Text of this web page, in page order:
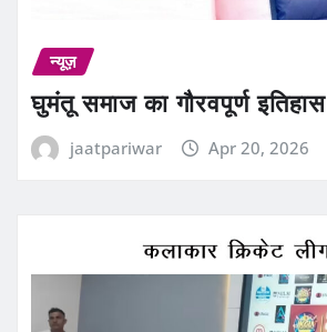
न्यूज़
घुमंतू समाज का गौरवपूर्ण इतिहास
jaatpariwar Apr 20, 2026